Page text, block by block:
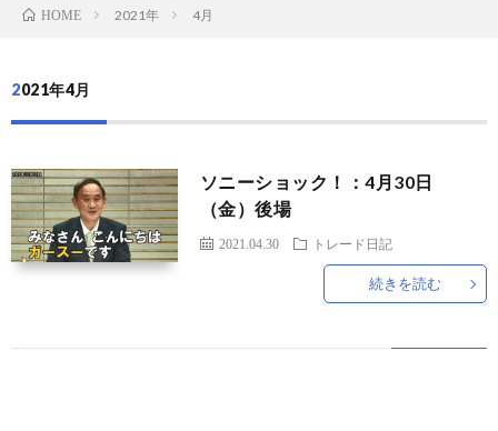
HOME 2021年 4月
2021年4月
ソニーショック！：4月30日
（金）後場
2021.04.30 トレード日記
続きを読む